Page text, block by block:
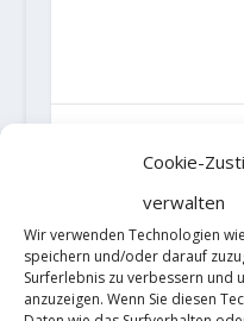
Cookie-
verwalten
Wir verwenden Technologien
speichern und/oder darauf
Surferlebnis zu verbessern und
anzuzeigen. Wenn Sie diesen
VORHERIGE